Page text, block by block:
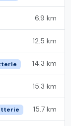
6.9 km
12.5 km
14.3 km
15.3 km
15.7 km